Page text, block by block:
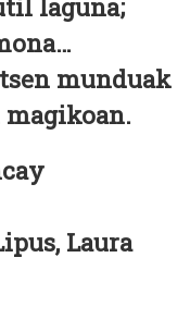
laguna;
munduak
Laura